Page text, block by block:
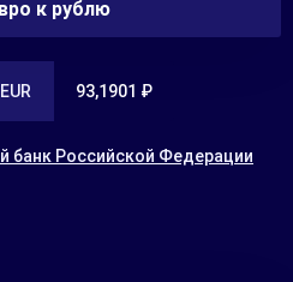
к рублю
93,1901 ₽
банк Российской Федерации